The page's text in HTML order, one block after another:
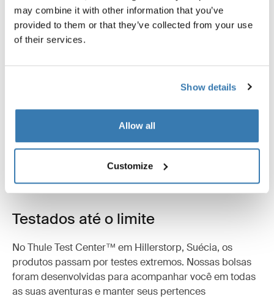
may combine it with other information that you’ve
provided to them or that they’ve collected from your use
of their services.
Show details
Allow all
Customize
R$ 499,00
R$ 439,00
Toggle techspec
Especificações técnicas
Testados até o limite
No Thule Test Center™ em Hillerstorp, Suécia, os
produtos passam por testes extremos. Nossas bolsas
foram desenvolvidas para acompanhar você em todas
as suas aventuras e manter seus pertences